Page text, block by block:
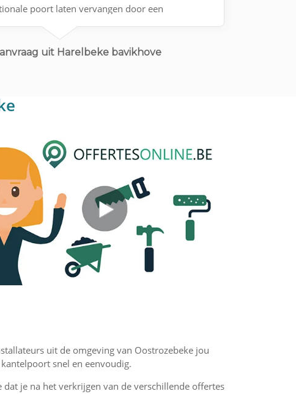
poort laten vervangen door een
uit Harelbeke bavikhove
uit de omgeving van Oostrozebeke jou
snel en eenvoudig.
je na het verkrijgen van de verschillende offertes